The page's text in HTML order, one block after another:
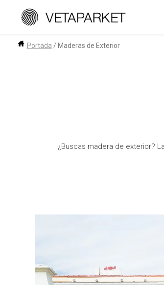
contenido
Portada / Maderas de Exterior
¿Buscas madera de exterior?